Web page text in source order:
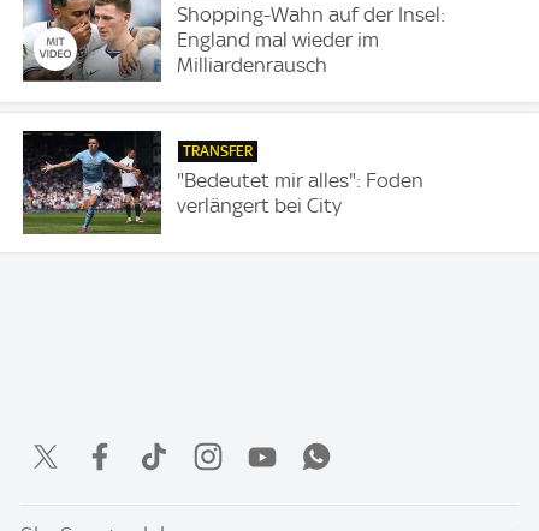
Shopping-Wahn auf der Insel:
England mal wieder im
Milliardenrausch
TRANSFER
"Bedeutet mir alles": Foden
verlängert bei City